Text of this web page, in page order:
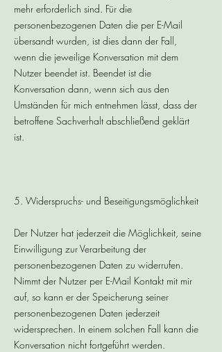
mehr erforderlich sind. Für die
personenbezogenen Daten die per E-Mail
übersandt wurden, ist dies dann der Fall,
wenn die jeweilige Konversation mit dem
Nutzer beendet ist. Beendet ist die
Konversation dann, wenn sich aus den
Umständen für mich entnehmen lässt, dass der
betroffene Sachverhalt abschließend geklärt
ist.
5. Widerspruchs- und Beseitigungsmöglichkeit
Der Nutzer hat jederzeit die Möglichkeit, seine
Einwilligung zur Verarbeitung der
personenbezogenen Daten zu widerrufen.
Nimmt der Nutzer per E-Mail Kontakt mit mir
auf, so kann er der Speicherung seiner
personenbezogenen Daten jederzeit
widersprechen. In einem solchen Fall kann die
Konversation nicht fortgeführt werden.